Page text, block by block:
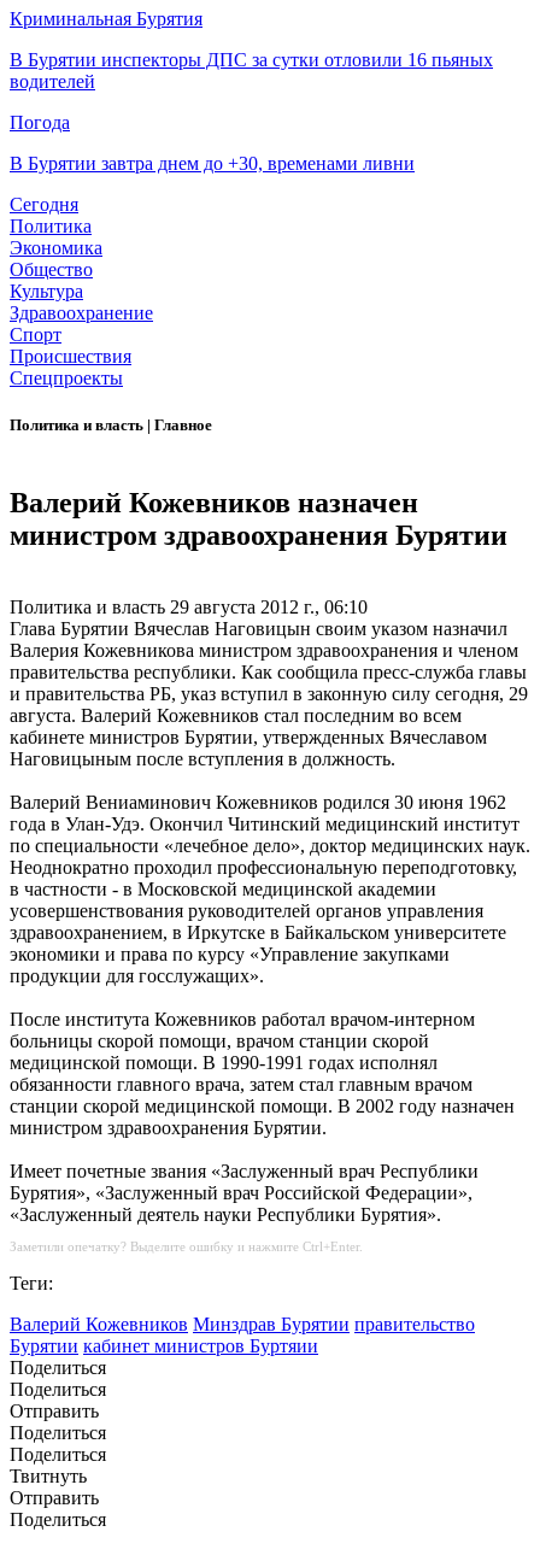
Криминальная Бурятия
В Бурятии инспекторы ДПС за сутки отловили 16 пьяных
водителей
Погода
В Бурятии завтра днем до +30, временами ливни
Сегодня
Политика
Экономика
Общество
Культура
Здравоохранение
Спорт
Происшествия
Спецпроекты
Политика и власть | Главное
Валерий Кожевников назначен
министром здравоохранения Бурятии
Политика и власть 29 августа 2012 г., 06:10
Глава Бурятии Вячеслав Наговицын своим указом назначил
Валерия Кожевникова министром здравоохранения и членом
правительства республики. Как сообщила пресс-служба главы
и правительства РБ, указ вступил в законную силу сегодня, 29
августа. Валерий Кожевников стал последним во всем
кабинете министров Бурятии, утвержденных Вячеславом
Наговицыным после вступления в должность.
Валерий Вениаминович Кожевников родился 30 июня 1962
года в Улан-Удэ. Окончил Читинский медицинский институт
по специальности «лечебное дело», доктор медицинских наук.
Неоднократно проходил профессиональную переподготовку,
в частности - в Московской медицинской академии
усовершенствования руководителей органов управления
здравоохранением, в Иркутске в Байкальском университете
экономики и права по курсу «Управление закупками
продукции для госслужащих».
После института Кожевников работал врачом-интерном
больницы скорой помощи, врачом станции скорой
медицинской помощи. В 1990-1991 годах исполнял
обязанности главного врача, затем стал главным врачом
станции скорой медицинской помощи. В 2002 году назначен
министром здравоохранения Бурятии.
Имеет почетные звания «Заслуженный врач Республики
Бурятия», «Заслуженный врач Российской Федерации»,
«Заслуженный деятель науки Республики Бурятия».
Заметили опечатку? Выделите ошибку и нажмите Ctrl+Enter.
Теги:
Валерий Кожевников Минздрав Бурятии правительство
Бурятии кабинет министров Буртяии
Поделиться
Поделиться
Отправить
Поделиться
Поделиться
Твитнуть
Отправить
Поделиться